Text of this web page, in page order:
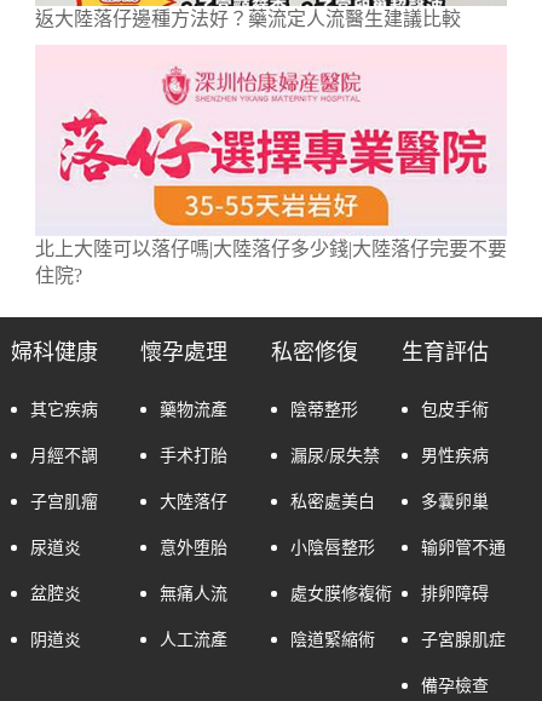
返大陸落仔邊種方法好？藥流定人流醫生建議比較
北上大陸可以落仔嗎|大陸落仔多少錢|大陸落仔完要不要
住院?
婦科健康
其它疾病
月經不調
子宫肌瘤
尿道炎
盆腔炎
阴道炎
懷孕處理
藥物流產
手术打胎
大陸落仔
意外堕胎
無痛人流
人工流產
私密修復
陰蒂整形
漏尿/尿失禁
私密處美白
小陰唇整形
處女膜修複術
陰道緊縮術
生育評估
包皮手術
男性疾病
多囊卵巢
输卵管不通
排卵障碍
子宮腺肌症
備孕檢查